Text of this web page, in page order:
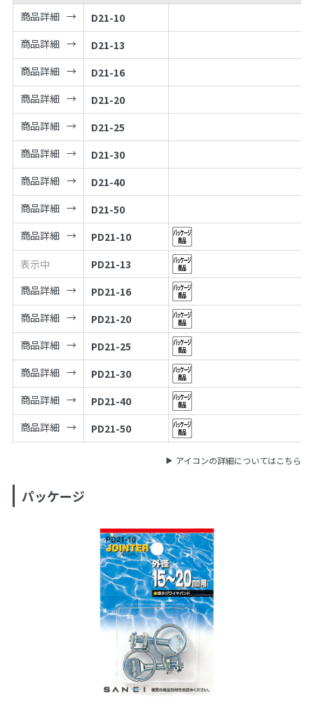
商品詳細
D21-10
商品詳細
D21-13
商品詳細
D21-16
商品詳細
D21-20
商品詳細
D21-25
商品詳細
D21-30
商品詳細
D21-40
商品詳細
D21-50
商品詳細
PD21-10
表示中
PD21-13
商品詳細
PD21-16
商品詳細
PD21-20
商品詳細
PD21-25
商品詳細
PD21-30
商品詳細
PD21-40
商品詳細
PD21-50
アイコンの詳細についてはこちら
パッケージ